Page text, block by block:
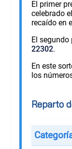
El primer
celebrado
recaído en
El
22302.
En este
los
Reparto